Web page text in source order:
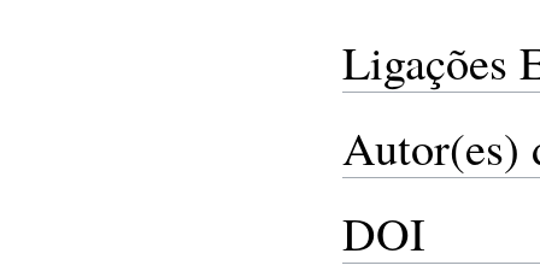
Ligações
Autor(es)
DOI